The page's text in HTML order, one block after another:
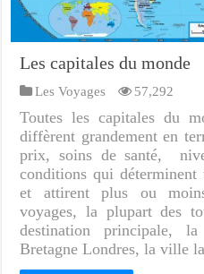
Les capitales du monde
Les Voyages 57,292
Toutes les capitales du
diffèrent grandement en
prix, soins de santé,
conditions qui
et attirent plus ou
voyages, la plupart des
destination principale,
Bretagne Londres, la ville